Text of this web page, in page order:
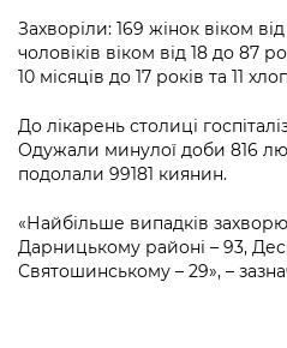
Kyiv International
Гендерна політика
Безбар'єрність
Київська міська
Портал Захисників та
Безбар'єрність
Портал послуг
Міський застосунок
Важливе під час
Уряд» – місцевий рівень»
Важливе під час
Про відкриті дані
Портал даних Києва
Публічні дашборди
Захворіли: 169 жінок віком
чоловіків віком від 18 до 87
10 місяців до 17 років та 11
До лікарень столиці
Одужали минулої доби 816
подолали 99181 киянин.
«Найбільше випадків
Дарницькому районі – 93,
Святошинському – 29», –